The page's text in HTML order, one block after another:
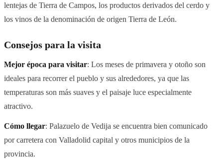
lentejas de Tierra de Campos, los productos derivados del cerdo y
los vinos de la denominación de origen Tierra de León.
Consejos para la visita
Mejor época para visitar: Los meses de primavera y otoño son
ideales para recorrer el pueblo y sus alrededores, ya que las
temperaturas son más suaves y el paisaje luce especialmente
atractivo.
Cómo llegar: Palazuelo de Vedija se encuentra bien comunicado
por carretera con Valladolid capital y otros municipios de la
provincia.